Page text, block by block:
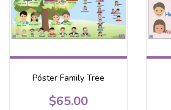
Póster Family Tree
$65.00